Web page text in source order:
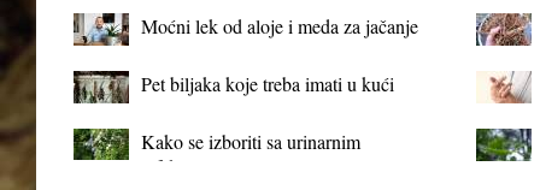
Moćni lek od aloje i meda za jačanje
Pet biljaka koje treba imati u kući
Kako se izboriti sa urinarnim
infekcijama?